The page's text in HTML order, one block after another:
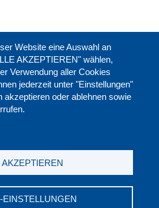
Website eine Auswahl an
AKZEPTIEREN" wählen,
Verwendung aller Cookies
jederzeit unter "Einstellungen"
akzeptieren oder ablehnen sowie
EINSTELLUNGEN
AKZEPTIEREN
e.V. © 2026